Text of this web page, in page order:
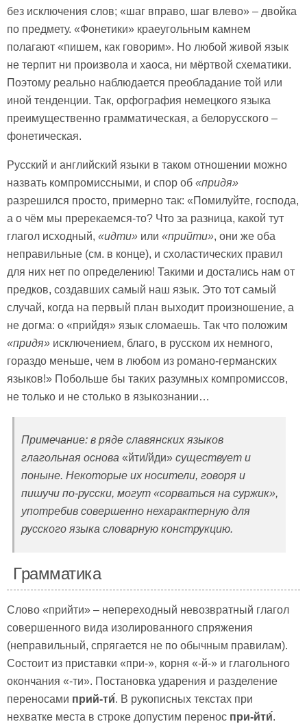
без исключения слов; «шаг вправо, шаг влево» – двойка
по предмету. «Фонетики» краеугольным камнем
полагают «пишем, как говорим». Но любой живой язык
не терпит ни произвола и хаоса, ни мёртвой схематики.
Поэтому реально наблюдается преобладание той или
иной тенденции. Так, орфография немецкого языка
преимущественно грамматическая, а белорусского –
фонетическая.
Русский и английский языки в таком отношении можно
назвать компромиссными, и спор об «придя»
разрешился просто, примерно так: «Помилуйте, господа,
а о чём мы пререкаемся-то? Что за разница, какой тут
глагол исходный, «идти» или «прийти», они же оба
неправильные (см. в конце), и схоластических правил
для них нет по определению! Такими и достались нам от
предков, создавших самый наш язык. Это тот самый
случай, когда на первый план выходит произношение, а
не догма: о «прийдя» язык сломаешь. Так что положим
«придя» исключением, благо, в русском их немного,
гораздо меньше, чем в любом из романо-германских
языков!» Побольше бы таких разумных компромиссов,
не только и не столько в языкознании…
Примечание: в ряде славянских языков
глагольная основа «йти/йди» существует и
поныне. Некоторые их носители, говоря и
пишучи по-русски, могут «сорваться на суржик»,
употребив совершенно нехарактерную для
русского языка словарную конструкцию.
Грамматика
Слово «прийти» – непереходный невозвратный глагол
совершенного вида изолированного спряжения
(неправильный, спрягается не по обычным правилам).
Состоит из приставки «при-», корня «-й-» и глагольного
окончания «-ти». Постановка ударения и разделение
переносами прий-ти́́. В рукописных текстах при
нехватке места в строке допустим перенос при-йти́́.